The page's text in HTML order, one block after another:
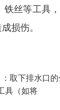
铁丝等工具
损伤。
取下排水口
具（如将